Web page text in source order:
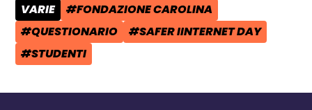
CATEGORIA POST:
VARIE TAG:
#FONDAZIONE CAROLINA
TAG:
#QUESTIONARIO TAG:
#SAFER IINTERNET DAY
TAG:
#STUDENTI